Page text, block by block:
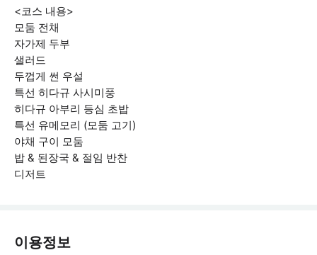
<코스 내용>
모둠 전채
자가제 두부
샐러드
두껍게 썬 우설
특선 히다규 사시미풍
히다규 아부리 등심 초밥
특선 유메모리 (모둠 고기)
야채 구이 모둠
밥 & 된장국 & 절임 반찬
디저트
이용정보